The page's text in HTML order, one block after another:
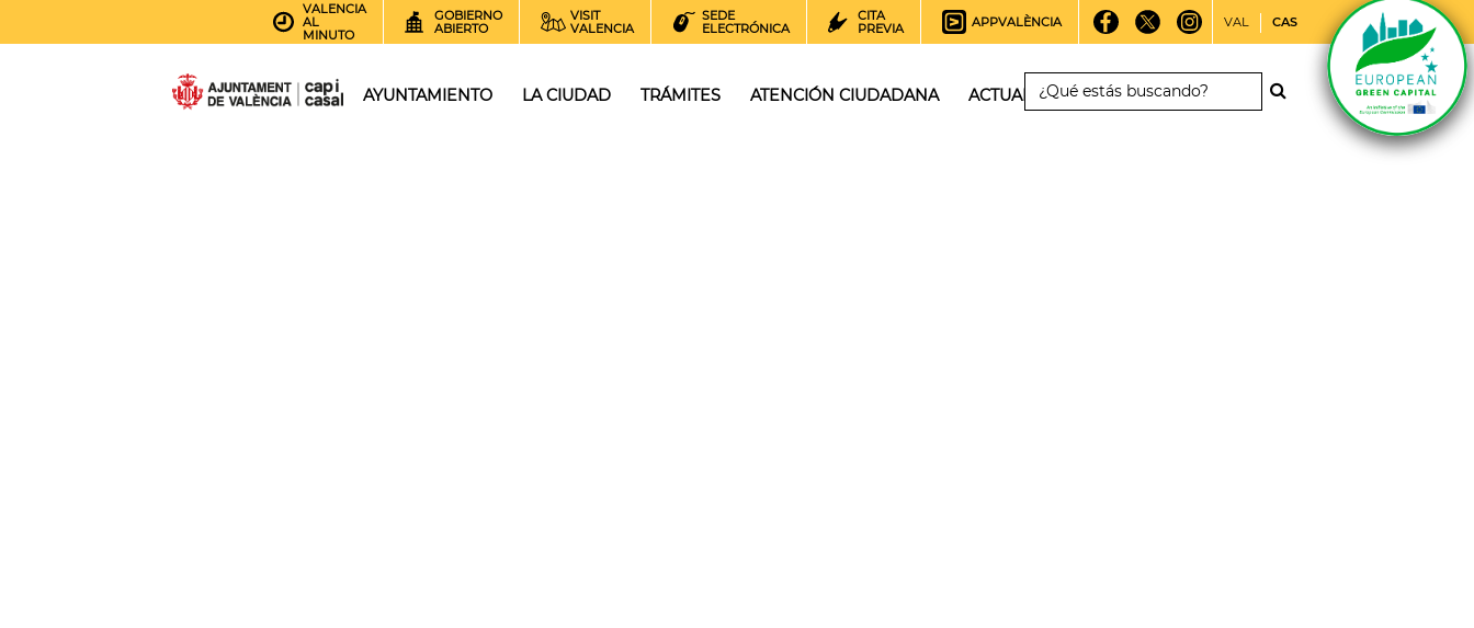
VALENCIA
AL
MINUTO
GOBIERNO
ABIERTO
VISIT
VALENCIA
SEDE
ELECTRÓNICA
CITA
PREVIA
APPVALÈNCIA VAL CAS
AYUNTAMIENTO LA CIUDAD TRÁMITES ATENCIÓN CIUDADANA ACTUALIDAD